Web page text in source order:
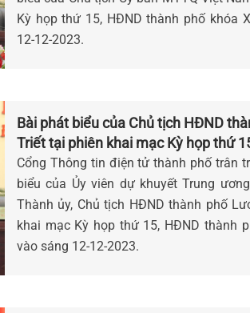
Kỳ họp thứ 15, HĐND thành phố khóa
12-12-2023.
Bài phát biểu của Chủ tịch HĐND
Triết tại phiên khai mạc Kỳ họp thứ
Cổng Thông tin điện tử thành phố trân
biểu của Ủy viên dự khuyết Trung
Thành ủy, Chủ tịch HĐND thành phố
khai mạc Kỳ họp thứ 15, HĐND thành
vào sáng 12-12-2023.